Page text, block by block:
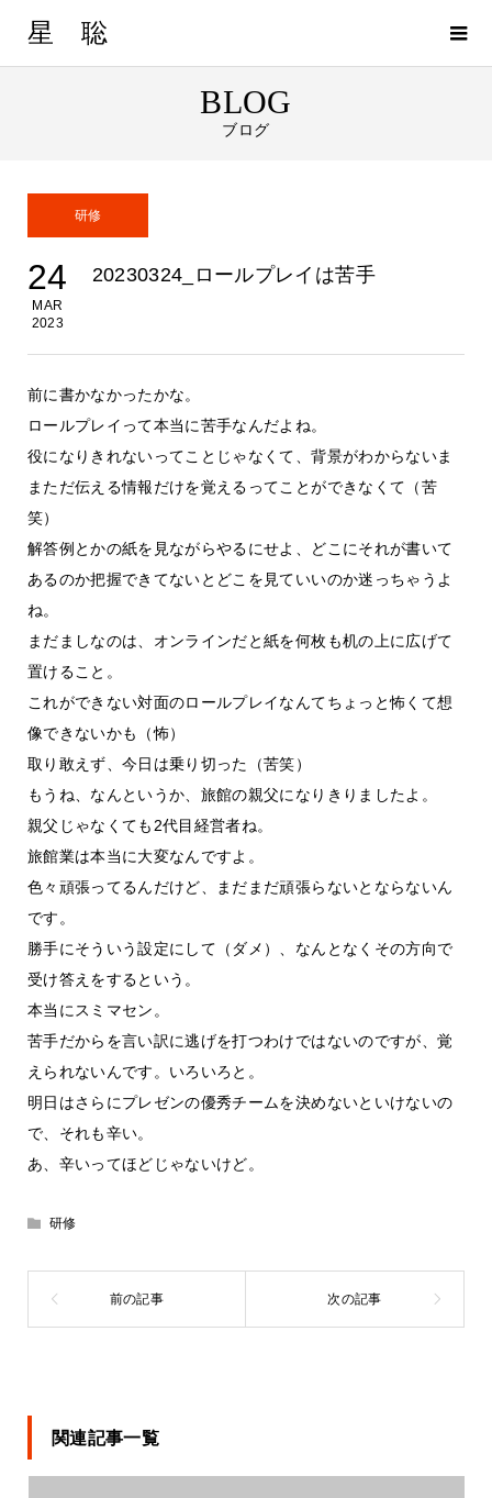
星 聡
BLOG
ブログ
研修
24
MAR
2023
20230324_ロールプレイは苦手
前に書かなかったかな。
ロールプレイって本当に苦手なんだよね。
役になりきれないってことじゃなくて、背景がわからないま
まただ伝える情報だけを覚えるってことができなくて（苦
笑）
解答例とかの紙を見ながらやるにせよ、どこにそれが書いて
あるのか把握できてないとどこを見ていいのか迷っちゃうよ
ね。
まだましなのは、オンラインだと紙を何枚も机の上に広げて
置けること。
これができない対面のロールプレイなんてちょっと怖くて想
像できないかも（怖）
取り敢えず、今日は乗り切った（苦笑）
もうね、なんというか、旅館の親父になりきりましたよ。
親父じゃなくても2代目経営者ね。
旅館業は本当に大変なんですよ。
色々頑張ってるんだけど、まだまだ頑張らないとならないん
です。
勝手にそういう設定にして（ダメ）、なんとなくその方向で
受け答えをするという。
本当にスミマセン。
苦手だからを言い訳に逃げを打つわけではないのですが、覚
えられないんです。いろいろと。
明日はさらにプレゼンの優秀チームを決めないといけないの
で、それも辛い。
あ、辛いってほどじゃないけど。
研修
関連記事一覧